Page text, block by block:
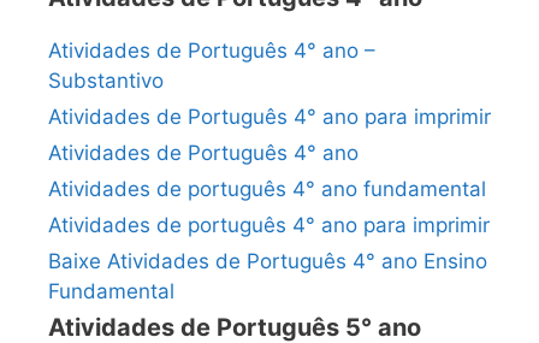
Atividades de Português 4° ano –
Substantivo
Atividades de Português 4° ano para imprimir
Atividades de Português 4° ano
Atividades de português 4° ano fundamental
Atividades de português 4° ano para imprimir
Baixe Atividades de Português 4° ano Ensino
Fundamental
Atividades de Português 5° ano